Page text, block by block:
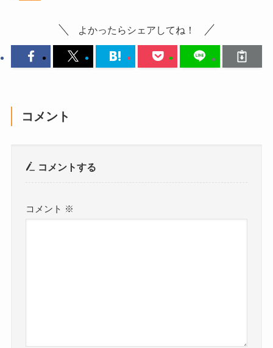
よかったらシェアしてね！
コメント
コメントする
コメント ※